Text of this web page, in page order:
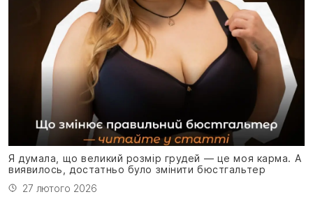
Я думала, що великий розмір грудей — це моя карма. А
виявилось, достатньо було змінити бюстгальтер
27 лютого 2026